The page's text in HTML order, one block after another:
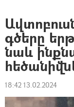
գծերը
նաև
18:42 13.02.2024